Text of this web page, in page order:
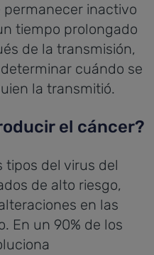
inactivo
tiempo prolongado
de la transmisión,
cuándo se
la transmitió.
el cáncer?
tipos del virus del
de alto riesgo,
en las
En un 90% de los